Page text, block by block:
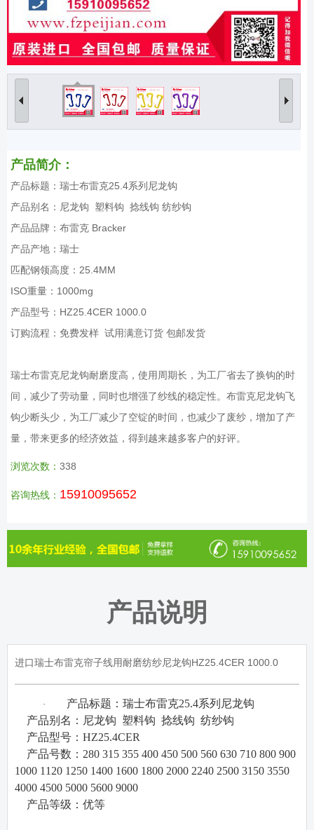
产品简介：
产品标题：瑞士布雷克25.4系列尼龙钩
产品别名：尼龙钩 塑料钩 捻线钩 纺纱钩
产品品牌：布雷克 Bracker
产品产地：瑞士
匹配钢领高度：25.4MM
ISO重量：1000mg
产品型号：HZ25.4CER 1000.0
订购流程：免费发样 试用满意订货 包邮发货
瑞士布雷克尼龙钩耐磨度高，使用周期长，为工厂省去了换钩的时
间，减少了劳动量，同时也增强了纱线的稳定性。布雷克尼龙钩飞
钩少断头少，为工厂减少了空锭的时间，也减少了废纱，增加了产
量，带来更多的经济效益，得到越来越多客户的好评。
浏览次数： 338
咨询热线： 15910095652
产品说明
进口瑞士布雷克帘子线用耐磨纺纱尼龙钩HZ25.4CER 1000.0
· 产品标题：瑞士布雷克25.4系列尼龙钩
产品别名： 尼龙钩 塑料钩 捻线钩 纺纱钩
产品型号：HZ25.4CER
产品号数： 280 315 355 400 450 500 560 630 710 800 900
1000 1120 1250 1400 1600 1800 2000 2240 2500 3150 3550
4000 4500 5000 5600 9000
产品等级：优等